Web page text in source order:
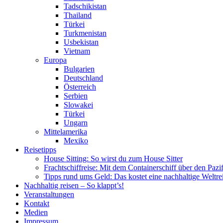
Tadschikistan
Thailand
Türkei
Turkmenistan
Usbekistan
Vietnam
Europa
Bulgarien
Deutschland
Österreich
Serbien
Slowakei
Türkei
Ungarn
Mittelamerika
Mexiko
Reisetipps
House Sitting: So wirst du zum House Sitter
Frachtschiffreise: Mit dem Containerschiff über den
Tipps rund ums Geld: Das kostet eine nachhaltige
Nachhaltig reisen – So klappt’s!
Veranstaltungen
Kontakt
Medien
Impressum